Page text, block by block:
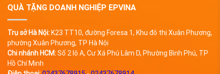
QUÀ TẶNG DOANH NGHIỆP EPVINA
Trụ sở Hà Nội:K23 TT10, đường Foresa 1, Khu đô thị Xuân Phương,
phường Xuân Phương, TP Hà Nội
Chi nhánh HCM:Số 2 lô A, Cư Xá Phú Lâm D, Phường Bình Phú, TP
Hồ Chí Minh